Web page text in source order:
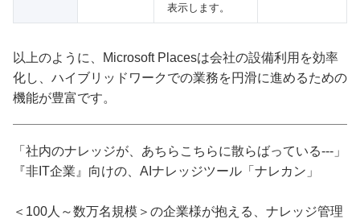
表示します。
以上のように、Microsoft Placesは会社の設備利用を効率
化し、ハイブリッドワークでの業務を円滑に進めるための
機能が豊富です。
「社内のナレッジが、あちらこちらに散らばっている---」
『非IT企業』向けの、AIナレッジツール「ナレカン」
＜100人～数万名規模＞の企業様が抱える、ナレッジ管理